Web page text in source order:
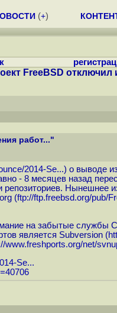
(+)
FreeBSD отключил
работ..."
2014-Se...) о выводе
- 8 месяцев назад
репозиториев.
(ftp://ftp.freebsd.org/pub/
на забытые службы
является Subversion (
www.freshports.org/net/
Se...